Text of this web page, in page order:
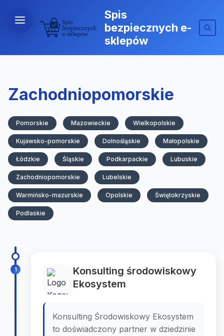
Spis
bezpiecznych e-
sklepów
Zachodniopomorskie
Pomorskie Mazowieckie Wielkopolskie
Kujawsko-pomorskie Dolnośląskie Małopolskie
Łódzkie Śląskie Podkarpackie Lubuskie
Zachodniopomorskie Lubelskie
Warmińsko-mazurskie Opolskie Świętokrzyskie
Podlaskie
1
Konsulting środowiskowy
Ekosystem
Konsulting Środowiskowy Ekosystem
to doświadczony partner w dziedzinie